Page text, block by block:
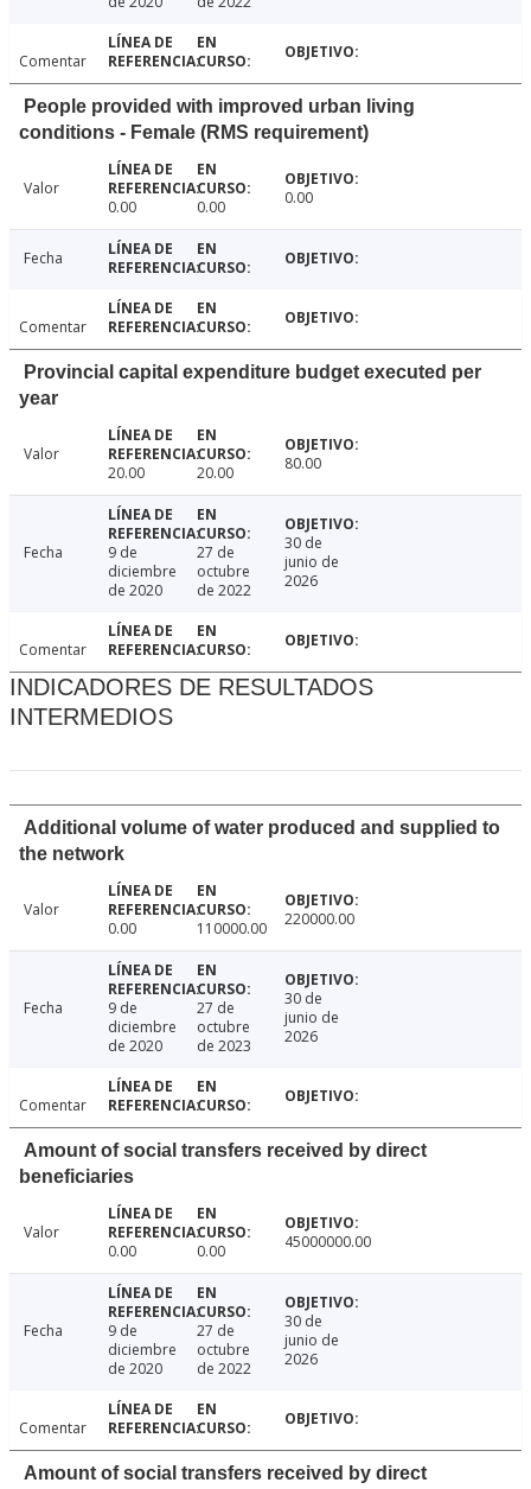
Comentar
People provided with improved urban living
conditions - Female (RMS requirement)
Valor
0.00
0.00 0.00
Fecha
Comentar
Provincial capital expenditure budget executed per
year
Valor
20.00
20.00 80.00
Fecha
9 de
diciembre
de 2020
27 de
octubre
de 2022
30 de
junio de
2026
Comentar
INDICADORES DE RESULTADOS
INTERMEDIOS
Additional volume of water produced and supplied to
the network
Valor
0.00
110000.00 220000.00
Fecha
9 de
diciembre
de 2020
27 de
octubre
de 2023
30 de
junio de
2026
Comentar
Amount of social transfers received by direct
beneficiaries
Valor
0.00
0.00 45000000.00
Fecha
9 de
diciembre
de 2020
27 de
octubre
de 2022
30 de
junio de
2026
Comentar
Amount of social transfers received by direct